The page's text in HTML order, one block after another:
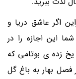
اگر عاشق دریا و
این اجازه را در
یخ زده ی بوتامی که
فصل بهار به باغ گل